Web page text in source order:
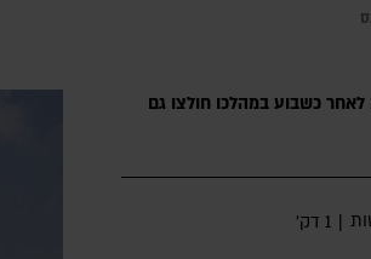
כשבוע במהלכו חולצו גם
| 1 דק׳